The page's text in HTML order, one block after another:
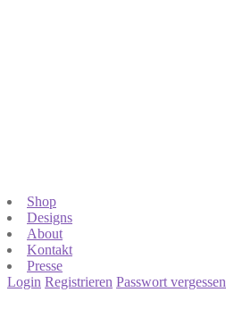
Shop
Designs
About
Kontakt
Presse
Login Registrieren Passwort vergessen